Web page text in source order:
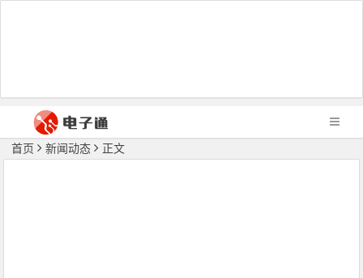
首页 新闻动态 正文